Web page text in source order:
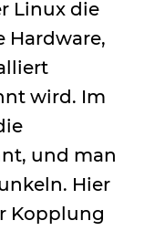
Linux die
Hardware,
wird. Im
und man
Hier
Kopplung